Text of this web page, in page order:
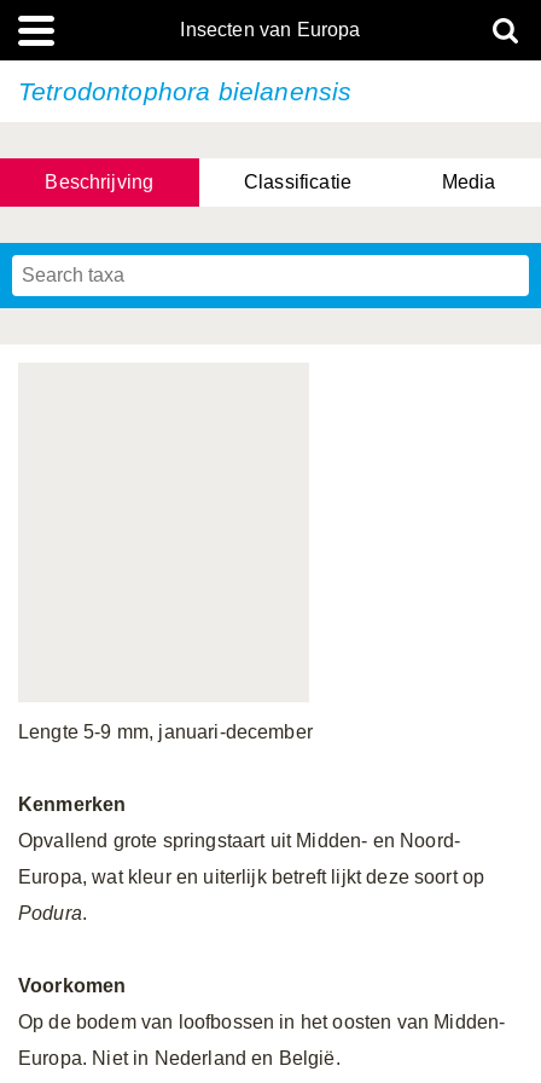
Insecten van Europa
Tetrodontophora bielanensis
Beschrijving Classificatie Media
Lengte 5-9 mm, januari-december
Kenmerken
Opvallend grote springstaart uit Midden- en Noord-
Europa, wat kleur en uiterlijk betreft lijkt deze soort op
Podura.
Voorkomen
Op de bodem van loofbossen in het oosten van Midden-
Europa. Niet in Nederland en België.